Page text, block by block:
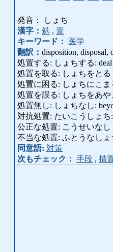
発音： しょち
漢字： 処 , 置
キーワード：
医学
翻訳： disposition, disposal,
処置する: しょちする: deal
処置を取る: しょちをとる
処置に困る: しょちにこま
処置を誤る: しょちをあや
処置無し: しょちなし:
対抗処置: たいこうしょち:
公正な処置: こうせいなし
不当な処置: ふとうなしょ
同意語: 対策
次もチェック： 手段 , 措